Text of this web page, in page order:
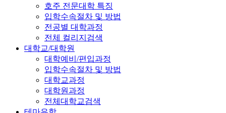
호주 전문대학 특징
입학수속절차 및 방법
전공별 대학과정
전체 컬리지검색
대학교/대학원
대학예비/편입과정
입학수속절차 및 방법
대학교과정
대학원과정
전체대학교검색